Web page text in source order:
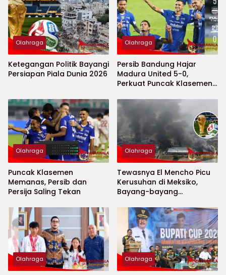
Olahraga
Ketegangan Politik Bayangi
Persiapan Piala Dunia 2026
Olahraga
Persib Bandung Hajar
Madura United 5-0,
Perkuat Puncak Klasemen
Olahraga
Puncak Klasemen
Memanas, Persib dan
Persija Saling Tekan
Olahraga
Tewasnya El Mencho Picu
Kerusuhan di Meksiko,
Bayang-bayang
2026 Menguat
Olahraga Olahraga